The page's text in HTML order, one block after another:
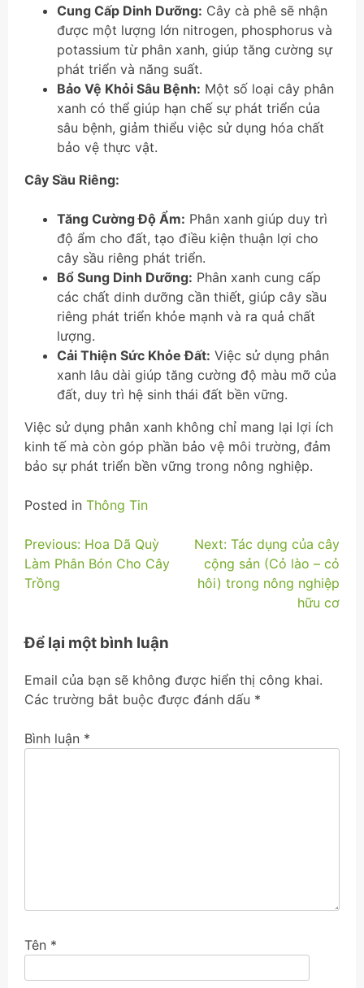
Cung Cấp Dinh Dưỡng: Cây cà phê sẽ nhận
được một lượng lớn nitrogen, phosphorus và
potassium từ phân xanh, giúp tăng cường sự
phát triển và năng suất.
Bảo Vệ Khỏi Sâu Bệnh: Một số loại cây phân
xanh có thể giúp hạn chế sự phát triển của
sâu bệnh, giảm thiểu việc sử dụng hóa chất
bảo vệ thực vật.
Cây Sầu Riêng:
Tăng Cường Độ Ẩm: Phân xanh giúp duy trì
độ ẩm cho đất, tạo điều kiện thuận lợi cho
cây sầu riêng phát triển.
Bổ Sung Dinh Dưỡng: Phân xanh cung cấp
các chất dinh dưỡng cần thiết, giúp cây sầu
riêng phát triển khỏe mạnh và ra quả chất
lượng.
Cải Thiện Sức Khỏe Đất: Việc sử dụng phân
xanh lâu dài giúp tăng cường độ màu mỡ của
đất, duy trì hệ sinh thái đất bền vững.
Việc sử dụng phân xanh không chỉ mang lại lợi ích
kinh tế mà còn góp phần bảo vệ môi trường, đảm
bảo sự phát triển bền vững trong nông nghiệp.
Posted in Thông Tin
Điều
hướng
viết
Previous: Hoa Dã Quỳ
Làm Phân Bón Cho Cây
Trồng
Next: Tác dụng của cây
cộng sản (Cỏ lào – cỏ
hôi) trong nông nghiệp
hữu cơ
Để lại một bình luận
Email của bạn sẽ không được hiển thị công khai.
Các trường bắt buộc được đánh dấu *
Bình luận *
Tên *